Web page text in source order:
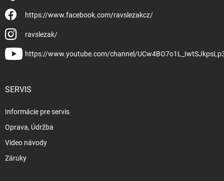
https://www.facebook.com/ravslezakcz/
ravslezak/
https://www.youtube.com/channel/
SERVIS
Informácie pre servis
Oprava, Údržba
Video návody
Záruky